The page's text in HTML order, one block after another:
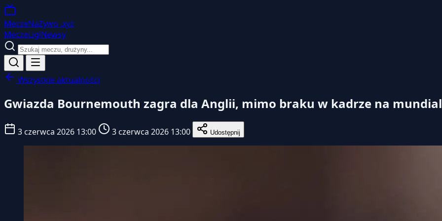
MeczeNaZywo .xyz
MeczeLigiNewsy
Wszystkie aktualności
Gwiazda Bournemouth zagra dla Anglii, mimo braku w kadrze na
3 czerwca 2026 13:00 3 czerwca 2026 13:00 Udostępnij